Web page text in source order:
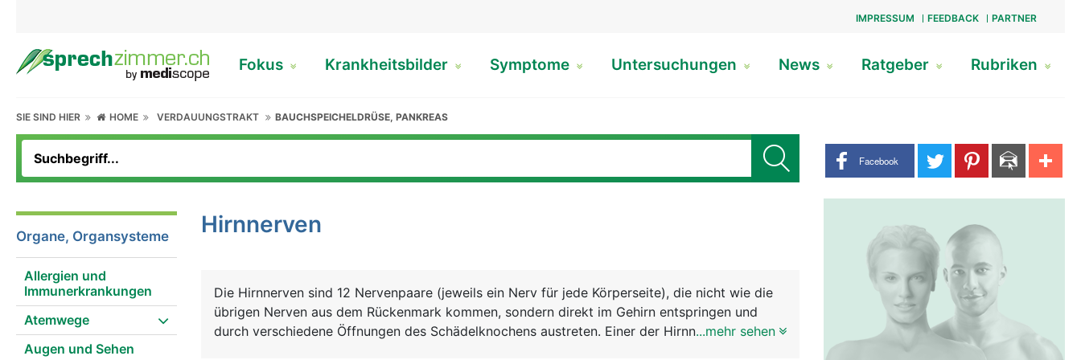
IMPRESSUM FEEDBACK PARTNER
Fokus Krankheitsbilder Symptome Untersuchungen News Ratgeber Rubriken
SIE SIND HIER HOME VERDAUUNGSTRAKT BAUCHSPEICHELDRÜSE, PANKREAS
Share buttons
Facebook
Organe, Organsysteme
Allergien und
Immunerkrankungen
Atemwege
Augen und Sehen
Hirnnerven
Die Hirnnerven sind 12 Nervenpaare (jeweils ein Nerv für jede Körperseite), die nicht wie die
übrigen Nerven aus dem Rückenmark kommen, sondern direkt im Gehirn entspringen und
durch verschiedene Öffnungen des Schädelknochens austreten. Einer der Hirnnerven zieht bis
...mehr sehen